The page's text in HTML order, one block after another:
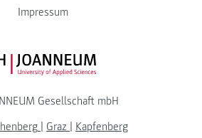
Impressum
FH JOANNEUM Logo
Gesellschaft mbH
| Graz | Kapfenberg